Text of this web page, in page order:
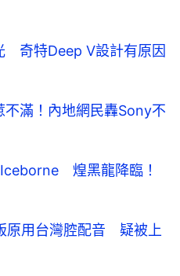
奇特Deep V設計有原因
不滿！內地網民轟Sony不
煌黑龍降臨！
原用台灣腔配音 疑被上